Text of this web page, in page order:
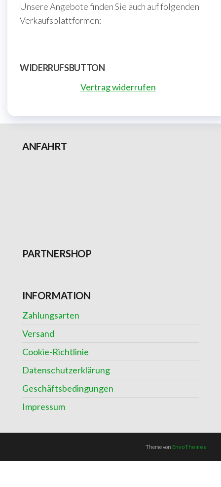
Unsere Angebote finden Sie auch auf folgenden
Verkaufsplattformen:
WIDERRUFSBUTTON
Vertrag widerrufen
ANFAHRT
PARTNERSHOP
INFORMATION
Zahlungsarten
Versand
Cookie-Richtlinie
Datenschutzerklärung
Geschäftsbedingungen
Impressum
Theme von EnvoThemes